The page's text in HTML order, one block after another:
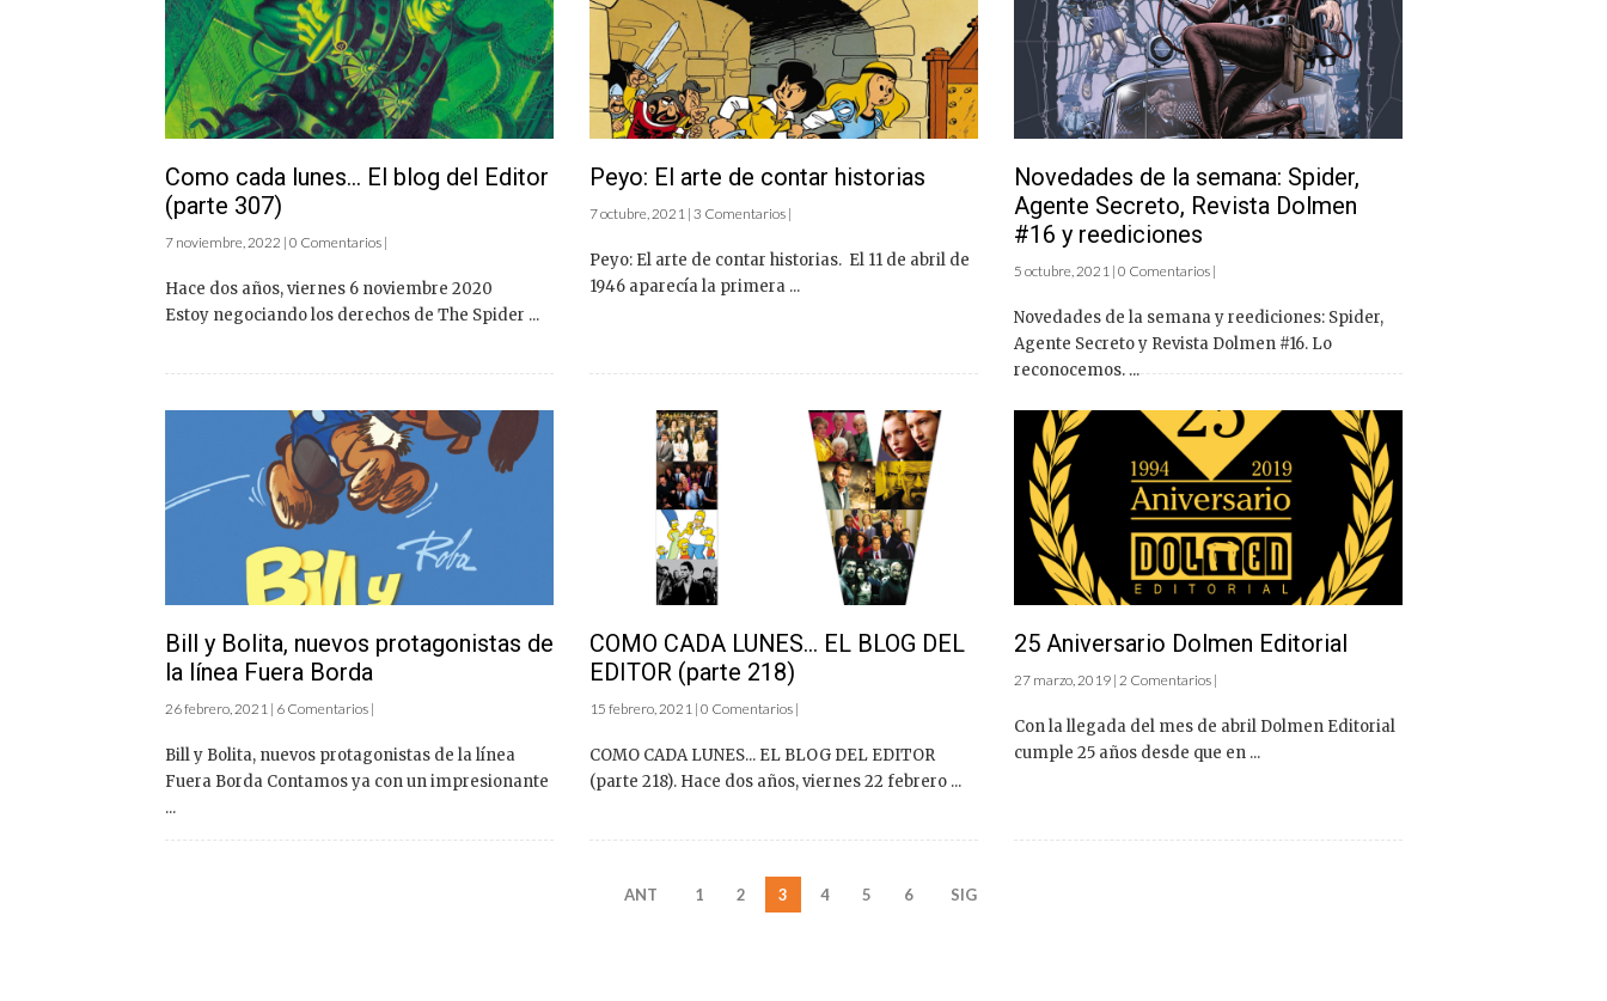
Como cada lunes… El blog del Editor
(parte 307)
7 noviembre, 2022 | 0 Comentarios |
Hace dos años, viernes 6 noviembre 2020
Estoy negociando los derechos de The Spider ...
Peyo: El arte de contar historias
7 octubre, 2021 | 3 Comentarios |
Peyo: El arte de contar historias. El 11 de abril de
1946 aparecía la primera ...
Novedades de la semana: Spider,
Agente Secreto, Revista Dolmen
#16 y reediciones
5 octubre, 2021 | 0 Comentarios |
Novedades de la semana y reediciones: Spider,
Agente Secreto y Revista Dolmen #16. Lo
reconocemos. ...
Bill y Bolita, nuevos protagonistas de
la línea Fuera Borda
26 febrero, 2021 | 6 Comentarios |
Bill y Bolita, nuevos protagonistas de la línea
Fuera Borda Contamos ya con un impresionante
...
COMO CADA LUNES… EL BLOG DEL
EDITOR (parte 218)
15 febrero, 2021 | 0 Comentarios |
COMO CADA LUNES... EL BLOG DEL EDITOR
(parte 218). Hace dos años, viernes 22 febrero ...
25 Aniversario Dolmen Editorial
27 marzo, 2019 | 2 Comentarios |
Con la llegada del mes de abril Dolmen Editorial
cumple 25 años desde que en ...
ANT 1 2 3 4 5 6 SIG